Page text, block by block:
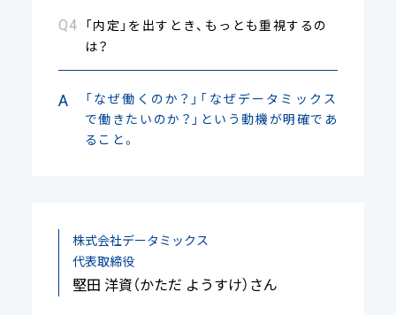
「内定」を出すとき、もっとも重視するの
は？
「なぜ働くのか？」「なぜデータミックス
で働きたいのか？」という動機が明確であ
ること。
株式会社データミックス
代表取締役
堅田 洋資（かただ ようすけ）さん